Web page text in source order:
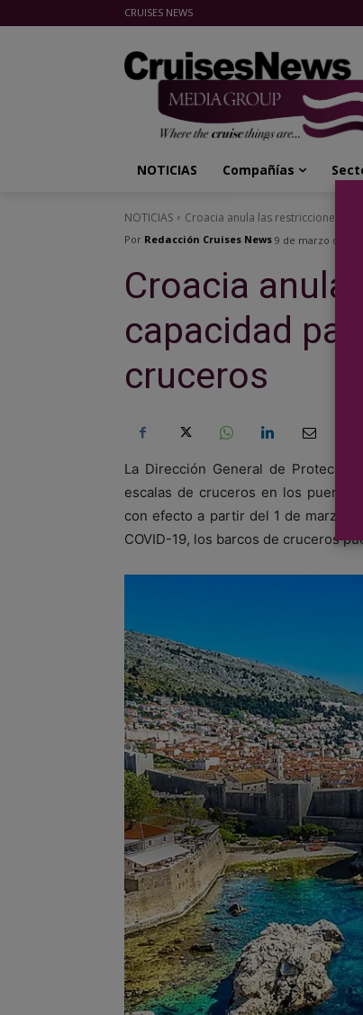
CRUISES NEWS
NOTICIAS Compañías
NOTICIAS Croacia anula las restricciones de
Por Redacción Cruises News 9 de marzo de 2021
Croacia
capacidad
cruceros
La Dirección General de
escalas de cruceros en los puertos
con efecto a partir del 1 de marzo
COVID-19, los barcos de cruceros